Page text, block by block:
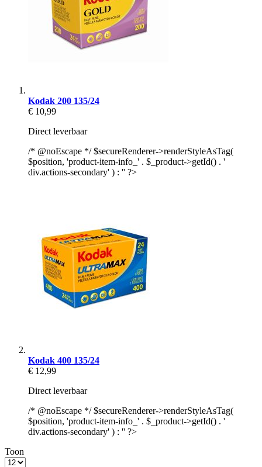
Kodak 200 135/24
€ 10,99
Direct leverbaar
/* @noEscape */ $secureRenderer->renderStyleAsTag(
$position, 'product-item-info_' . $_product->getId() . '
div.actions-secondary' ) : '' ?>
Kodak 400 135/24
€ 12,99
Direct leverbaar
/* @noEscape */ $secureRenderer->renderStyleAsTag(
$position, 'product-item-info_' . $_product->getId() . '
div.actions-secondary' ) : '' ?>
Toon